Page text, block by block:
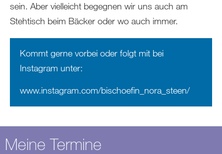
sein. Aber vielleicht begegnen wir uns auch am
Stehtisch beim Bäcker oder wo auch immer.
Kommt gerne vorbei oder folgt mit bei
Instagram unter:
www.instagram.com/bischoefin_nora_steen/
Meine Termine